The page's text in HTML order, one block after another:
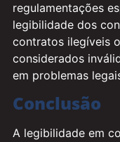
regulamentações
legibilidade dos
contratos ilegíveis
considerados
em problemas
Conclusão
A legibilidade em